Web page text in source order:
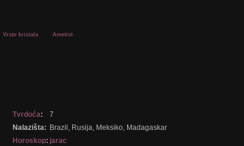
Vrste kristala Ametist
Tvrdoća:
7
Nalazišta: Brazil, Rusija, Meksiko, Madagaskar
Horoskop: jarac